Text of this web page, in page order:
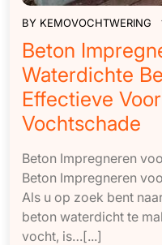
BY KEMOVOCHTWERING
Beton
Waterdichte
Effectieve
Vochtschade
Beton Impregneren
Beton Impregneren
Als u op zoek bent
beton waterdicht te
vocht, is…[...]